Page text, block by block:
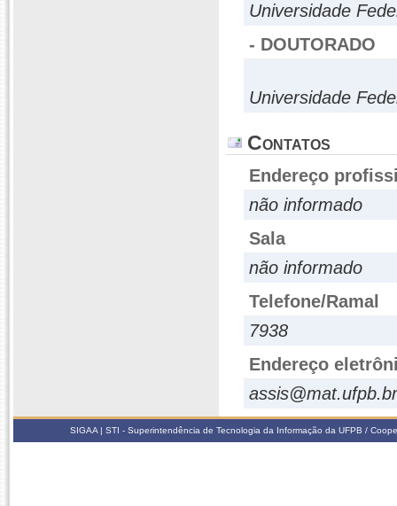
Universidade
- DOUTORADO
Universidade
Contatos
Endereço
não informado
Sala
não informado
Telefone/Ramal
7938
Endereço
assis@mat.ufpb.br
SIGAA | STI - Superintendência de Tecnologia da Informação da UFPB /